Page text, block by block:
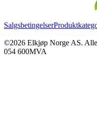
Salgsbetingelser
©2026 Elkjøp Norge AS.
054 600MVA